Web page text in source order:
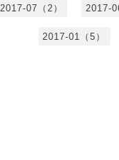
2017-07（2） 2017-
2017-01（5）